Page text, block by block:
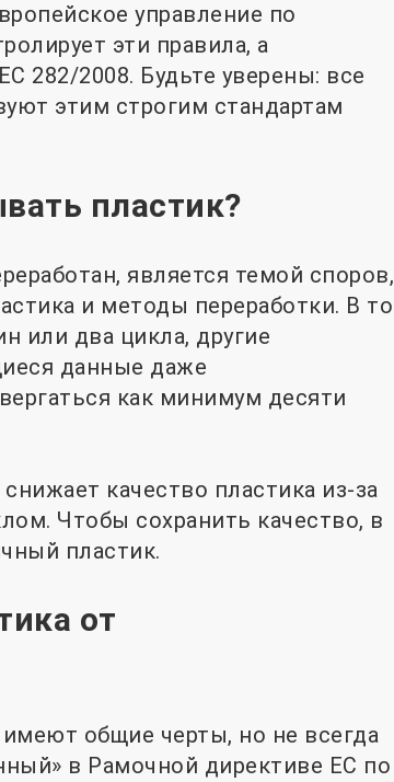
управление по
эти правила, а
282/2008. Будьте уверены: все
этим строгим стандартам
пластик?
является темой споров,
и методы переработки. В то
или два цикла, другие
данные даже
как минимум десяти
качество пластика из-за
Чтобы сохранить качество, в
пластик.
от
общие черты, но не всегда
в Рамочной директиве ЕС по